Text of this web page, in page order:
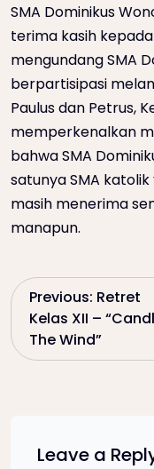
SMA Dominikus
terima kasih
mengundang SMA
berpartisipasi
Paulus dan Petrus,
memperkenalkan
bahwa SMA
satunya SMA
masih menerima
manapun.
P
o
Previous: Retret
Kelas XII –
The Wind”
Leave a